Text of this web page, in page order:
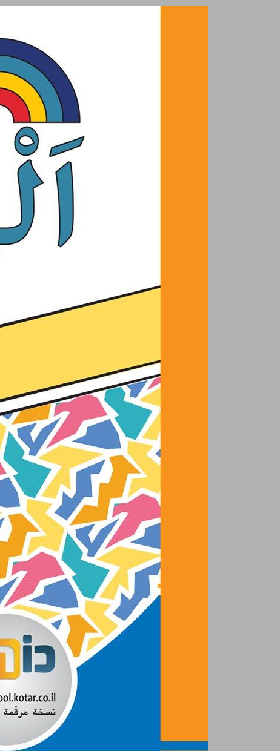
الهندسة للصف الرابع ... 0